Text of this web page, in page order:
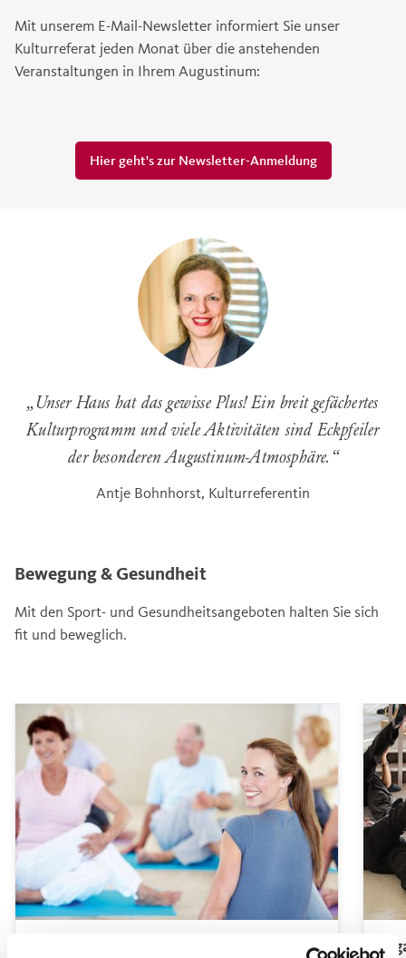
Mit unserem E-Mail-Newsletter informiert Sie unser
Kulturreferat jeden Monat über die anstehenden
Veranstaltungen in Ihrem Augustinum:
Hier geht's zur Newsletter-Anmeldung
„ Unser Haus hat das gewisse Plus! Ein breit gefächertes
Kulturprogramm und viele Aktivitäten sind Eckpfeiler
der besonderen Augustinum-Atmosphäre. “
Antje Bohnhorst, Kulturreferentin
Bewegung & Gesundheit
Mit den Sport- und Gesundheitsangeboten halten Sie sich
fit und beweglich.